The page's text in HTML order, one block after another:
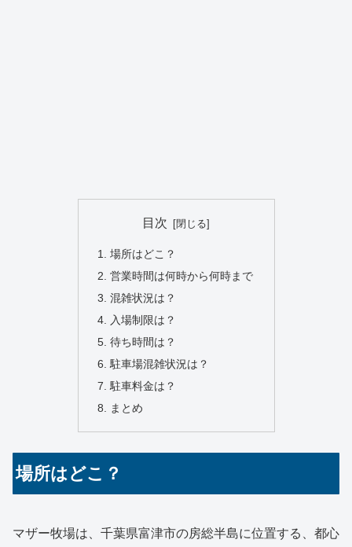
目次
場所はどこ？
営業時間は何時から何時まで
混雑状況は？
入場制限は？
待ち時間は？
駐車場混雑状況は？
駐車料金は？
まとめ
場所はどこ？
マザー牧場は、千葉県富津市の房総半島に位置する、都心